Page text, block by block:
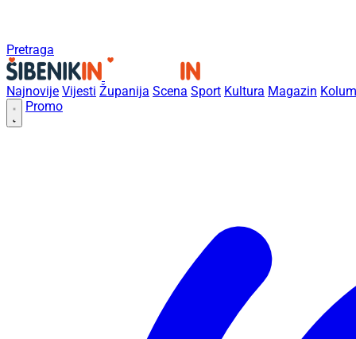
Pretraga
Najnovije Vijesti Županija Scena Sport Kultura Magazin
Promo